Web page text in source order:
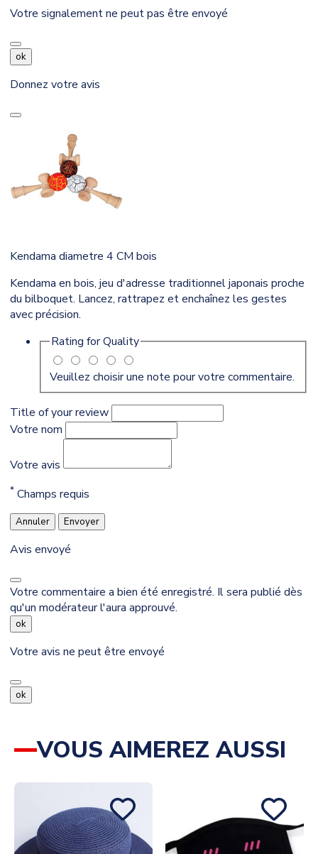
Votre signalement ne peut pas être envoyé
ok
Donnez votre avis
Kendama diametre 4 CM bois
Kendama en bois, jeu d'adresse traditionnel japonais proche
du bilboquet. Lancez, rattrapez et enchaînez les gestes
avec précision.
Rating forQuality
Veuillez choisir une note pour votre commentaire.
Title of your review
Votre nom
Votre avis
* Champs requis
Annuler Envoyer
Avis envoyé
Votre commentaire a bien été enregistré. Il sera publié dès
qu'un modérateur l'aura approuvé.
ok
Votre avis ne peut être envoyé
ok
VOUS AIMEREZ AUSSI